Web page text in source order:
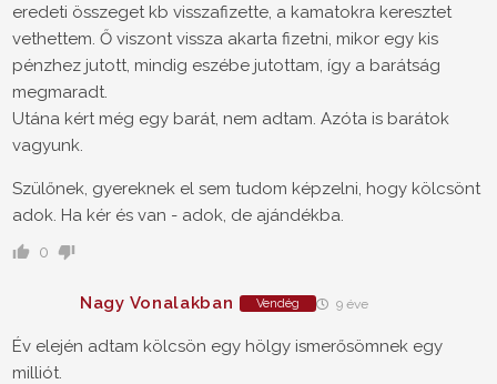
eredeti összeget kb visszafizette, a kamatokra keresztet
vethettem. Ő viszont vissza akarta fizetni, mikor egy kis
pénzhez jutott, mindig eszébe jutottam, így a barátság
megmaradt.
Utána kért még egy barát, nem adtam. Azóta is barátok
vagyunk.
Szülőnek, gyereknek el sem tudom képzelni, hogy kölcsönt
adok. Ha kér és van - adok, de ajándékba.
0
Nagy Vonalakban Vendég 9 éve
Év elején adtam kölcsön egy hölgy ismerősömnek egy
milliót.